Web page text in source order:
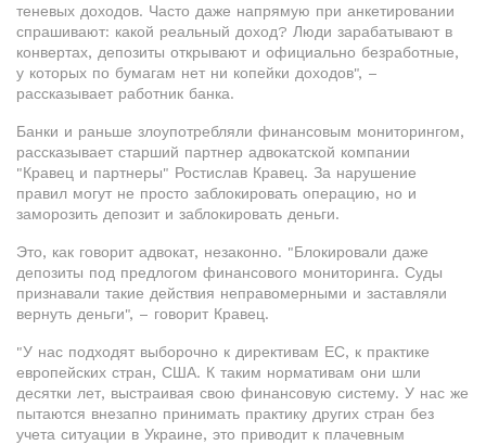
теневых доходов. Часто даже напрямую при анкетировании
спрашивают: какой реальный доход? Люди зарабатывают в
конвертах, депозиты открывают и официально безработные,
у которых по бумагам нет ни копейки доходов", –
рассказывает работник банка.
Банки и раньше злоупотребляли финансовым мониторингом,
рассказывает старший партнер адвокатской компании
"Кравец и партнеры" Ростислав Кравец. За нарушение
правил могут не просто заблокировать операцию, но и
заморозить депозит и заблокировать деньги.
Это, как говорит адвокат, незаконно. "Блокировали даже
депозиты под предлогом финансового мониторинга. Суды
признавали такие действия неправомерными и заставляли
вернуть деньги", – говорит Кравец.
"У нас подходят выборочно к директивам ЕС, к практике
европейских стран, США. К таким нормативам они шли
десятки лет, выстраивая свою финансовую систему. У нас же
пытаются внезапно принимать практику других стран без
учета ситуации в Украине, это приводит к плачевным